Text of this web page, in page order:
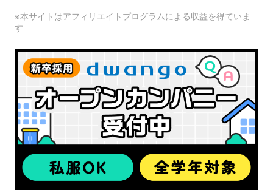
※本サイトはアフィリエイトプログラムによる収益を得ていま
す